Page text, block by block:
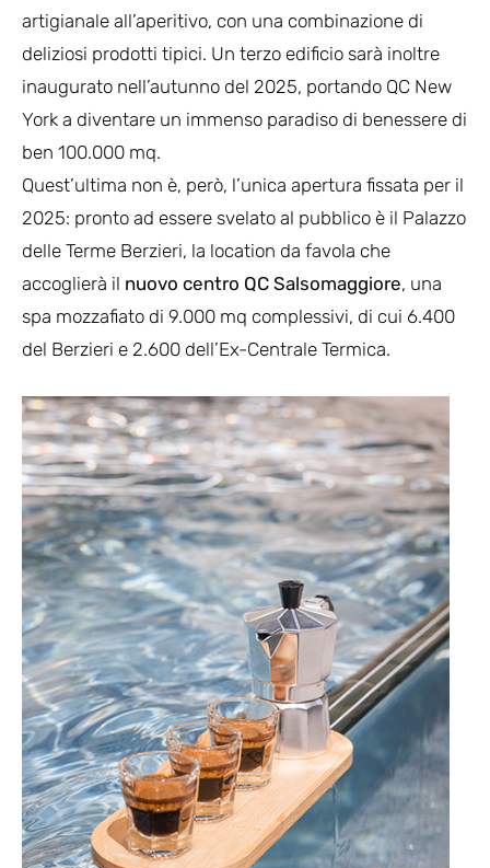
artigianale all’aperitivo, con una combinazione di
deliziosi prodotti tipici. Un terzo edificio sarà inoltre
inaugurato nell’autunno del 2025, portando QC New
York a diventare un immenso paradiso di benessere di
ben 100.000 mq.
Quest’ultima non è, però, l’unica apertura fissata per il
2025: pronto ad essere svelato al pubblico è il Palazzo
delle Terme Berzieri, la location da favola che
accoglierà il nuovo centro QC Salsomaggiore, una
spa mozzafiato di 9.000 mq complessivi, di cui 6.400
del Berzieri e 2.600 dell’Ex-Centrale Termica.